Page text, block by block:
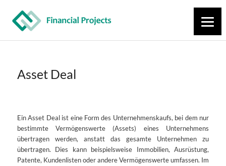
Asset Deal
Ein Asset Deal ist eine Form des Unternehmenskaufs, bei dem nur
bestimmte Vermögenswerte (Assets) eines Unternehmens
übertragen werden, anstatt das gesamte Unternehmen zu
übertragen. Dies kann beispielsweise Immobilien, Ausrüstung,
Patente, Kundenlisten oder andere Vermögenswerte umfassen. Im